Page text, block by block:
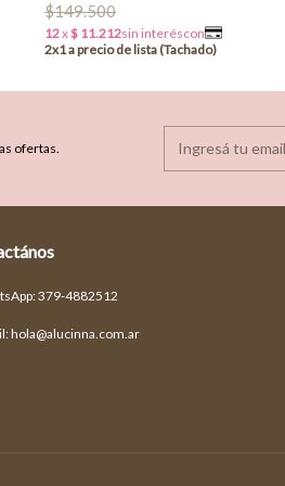
$149.500
ofertas.
hola@alucinna.com.ar